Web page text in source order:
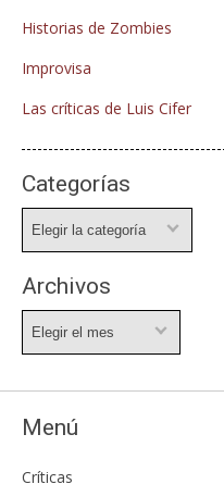
Historias de Zombies
Improvisa
Las críticas de Luis Cifer
Categorías
Archivos
Menú
Críticas